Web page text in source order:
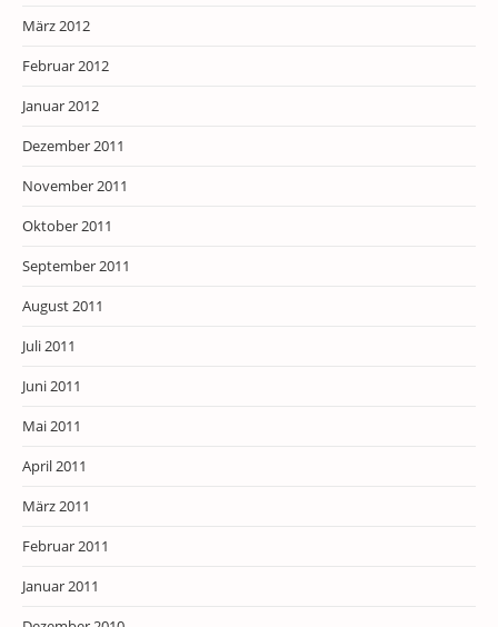
März 2012
Februar 2012
Januar 2012
Dezember 2011
November 2011
Oktober 2011
September 2011
August 2011
Juli 2011
Juni 2011
Mai 2011
April 2011
März 2011
Februar 2011
Januar 2011